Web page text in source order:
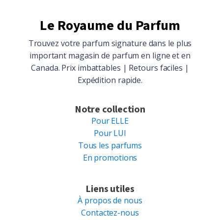
Le Royaume du Parfum
Trouvez votre parfum signature dans le plus
important magasin de parfum en ligne et en
Canada. Prix imbattables | Retours faciles |
Expédition rapide.
Notre collection
Pour ELLE
Pour LUI
Tous les parfums
En promotions
Liens utiles
À propos de nous
Contactez-nous